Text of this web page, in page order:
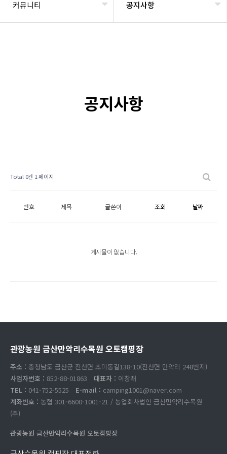
커뮤니티 공지사항
공지사항
Total 0건 1 페이지
번호 제목 글쓴이 조회 날짜
게시물이 없습니다.
관광농원 금산만악리수목원 오토캠핑장
주소 : 충청남도 금산군 진산면 초미동길138-10(진산면 만악리 248번지)
사업자번호 : 852-88-01863 대표자 : 이창래
TEL : 041-752-5525 E-mail : camping1001@naver.com
계좌번호 : 농협 301-6600-1001-21 / 농업회사법인 금산만악리수목원
(주)
관광농원 금산만악리수목원 오토캠핑장